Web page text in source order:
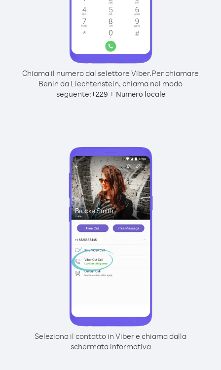
Chiama il numero dal selettore Viber.Per chiamare
Benin da Liechtenstein, chiama nel modo
seguente:+229 + Numero locale
Seleziona il contatto in Viber e chiama dalla
schermata informativa